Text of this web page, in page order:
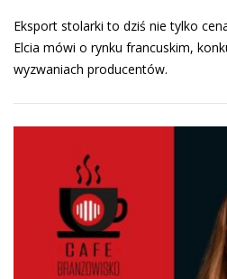
Eksport stolarki to dziś nie tylko
Elcia mówi o rynku francuskim,
wyzwaniach producentów.